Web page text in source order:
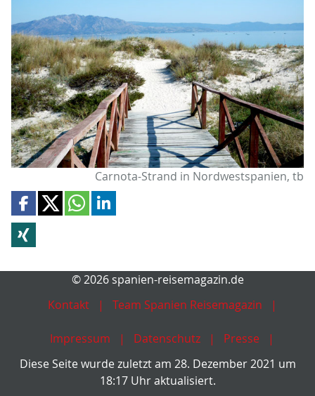
Carnota-Strand in Nordwestspanien, tb
© 2026 spanien-reisemagazin.de
Kontakt
Team Spanien Reisemagazin
Impressum Datenschutz
Presse
Diese Seite wurde zuletzt am 28. Dezember 2021 um
18:17 Uhr aktualisiert.